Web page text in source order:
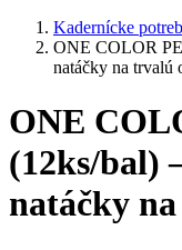
Kadernícke
ONE COLOR
natáčky na trvalú
ONE
(12ks/bal)
natáčky